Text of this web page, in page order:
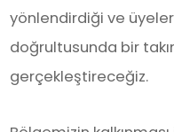
yönlendirdiği ve
doğrultusunda bir
gerçekleştireceğiz.